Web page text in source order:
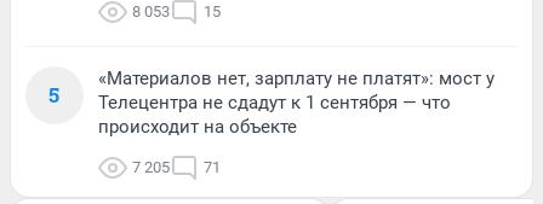
8 053 15
5
«Материалов нет, зарплату не платят»: мост у
Телецентра не сдадут к 1 сентября — что
происходит на объекте
7 205 71